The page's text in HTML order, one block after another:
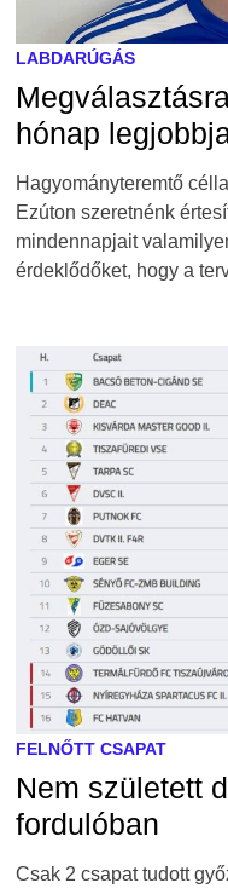
LABDARÚGÁS
hónap
Hagyományteremtő
Ezúton szeretnénk
mindennapjait
érdeklődőket, hogy a
FELNŐTT CSAPAT
Nem született
fordulóban
Csak 2 csapat tudott